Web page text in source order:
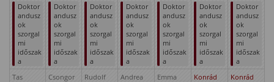
Doktor
andusz
ok
szorgal
mi
időszak
a
Doktor
andusz
ok
szorgal
mi
időszak
a
Doktor
andusz
ok
szorgal
mi
időszak
a
Doktor
andusz
ok
szorgal
mi
időszak
a
Doktor
andusz
ok
szorgal
mi
időszak
a
Doktor
andusz
ok
szorgal
mi
időszak
a
Doktor
andusz
ok
szorgal
mi
időszak
a
Tas
Csongor Rudolf Andrea Emma Konrád Konrád